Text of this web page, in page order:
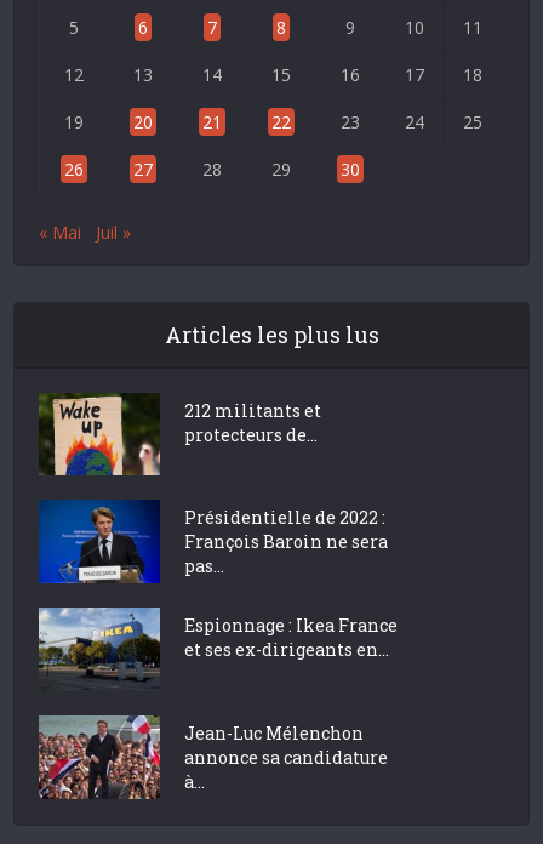
5 6 7 8 9 10 11
12 13 14 15 16 17 18
19 20 21 22 23 24 25
26 27 28 29 30
« Mai Juil »
Articles les plus lus
212 militants et
protecteurs de...
Présidentielle de 2022 :
François Baroin ne sera
pas...
Espionnage : Ikea France
et ses ex-dirigeants en...
Jean-Luc Mélenchon
annonce sa candidature
à...